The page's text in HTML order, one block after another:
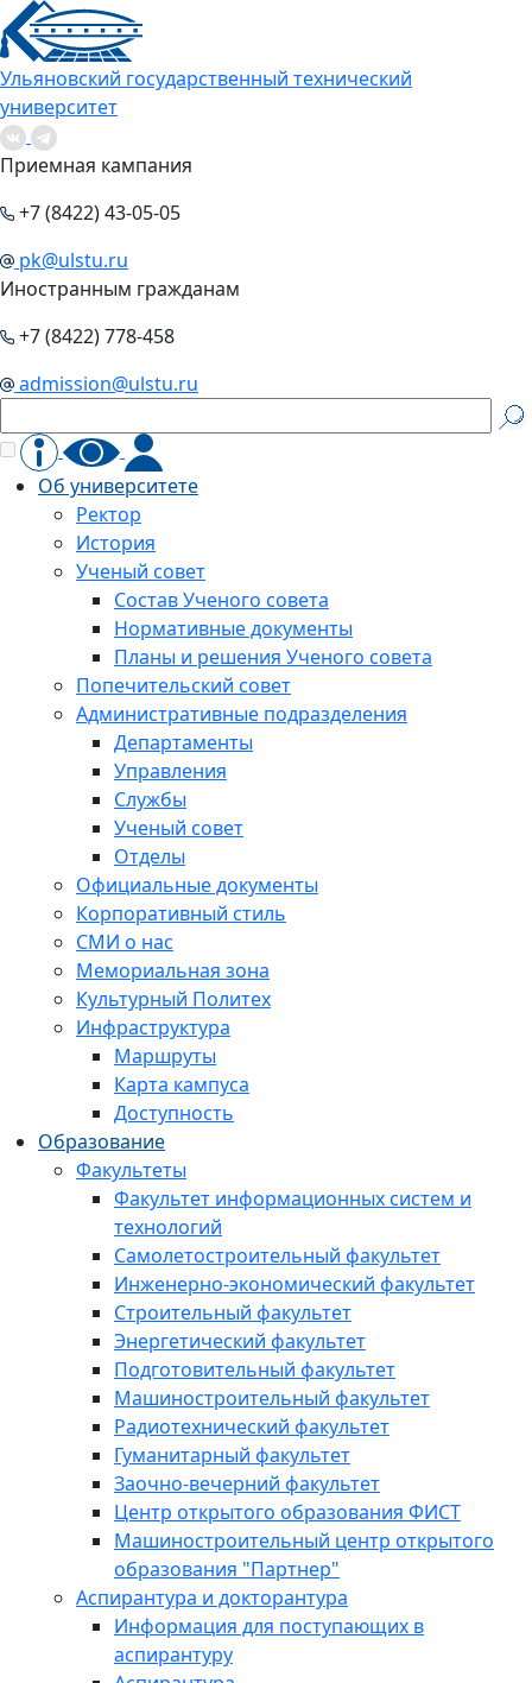
Ульяновский государственный технический
университет
Приемная кампания
+7 (8422) 43-05-05
pk@ulstu.ru
Иностранным гражданам
+7 (8422) 778-458
admission@ulstu.ru
Об университете
Ректор
История
Ученый совет
Состав Ученого совета
Нормативные документы
Планы и решения Ученого совета
Попечительский совет
Административные подразделения
Департаменты
Управления
Службы
Ученый совет
Отделы
Официальные документы
Корпоративный стиль
СМИ о нас
Мемориальная зона
Культурный Политех
Инфраструктура
Маршруты
Карта кампуса
Доступность
Образование
Факультеты
Факультет информационных систем и
технологий
Самолетостроительный факультет
Инженерно-экономический факультет
Строительный факультет
Энергетический факультет
Подготовительный факультет
Машиностроительный факультет
Радиотехнический факультет
Гуманитарный факультет
Заочно-вечерний факультет
Центр открытого образования ФИСТ
Машиностроительный центр открытого
образования "Партнер"
Аспирантура и докторантура
Информация для поступающих в
аспирантуру